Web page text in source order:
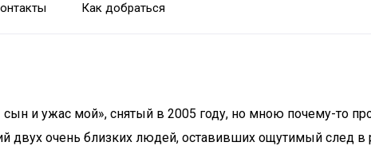
Как добраться
и ужас мой», снятый в 2005 году, но мною почему-то
очень близких людей, оставивших ощутимый след в